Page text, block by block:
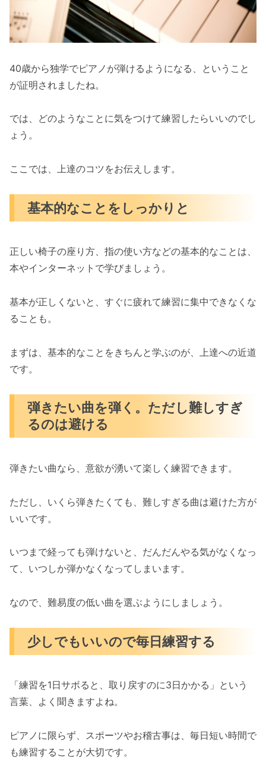
40歳から独学でピアノが弾けるようになる、ということ
が証明されましたね。
では、どのようなことに気をつけて練習したらいいのでし
ょう。
ここでは、上達のコツをお伝えします。
基本的なことをしっかりと
正しい椅子の座り方、指の使い方などの基本的なことは、
本やインターネットで学びましょう。
基本が正しくないと、すぐに疲れて練習に集中できなくな
ることも。
まずは、基本的なことをきちんと学ぶのが、上達への近道
です。
弾きたい曲を弾く。ただし難しすぎ
るのは避ける
弾きたい曲なら、意欲が湧いて楽しく練習できます。
ただし、いくら弾きたくても、難しすぎる曲は避けた方が
いいです。
いつまで経っても弾けないと、だんだんやる気がなくなっ
て、いつしか弾かなくなってしまいます。
なので、難易度の低い曲を選ぶようにしましょう。
少しでもいいので毎日練習する
「練習を1日サボると、取り戻すのに3日かかる」という
言葉、よく聞きますよね。
ピアノに限らず、スポーツやお稽古事は、毎日短い時間で
も練習することが大切です。